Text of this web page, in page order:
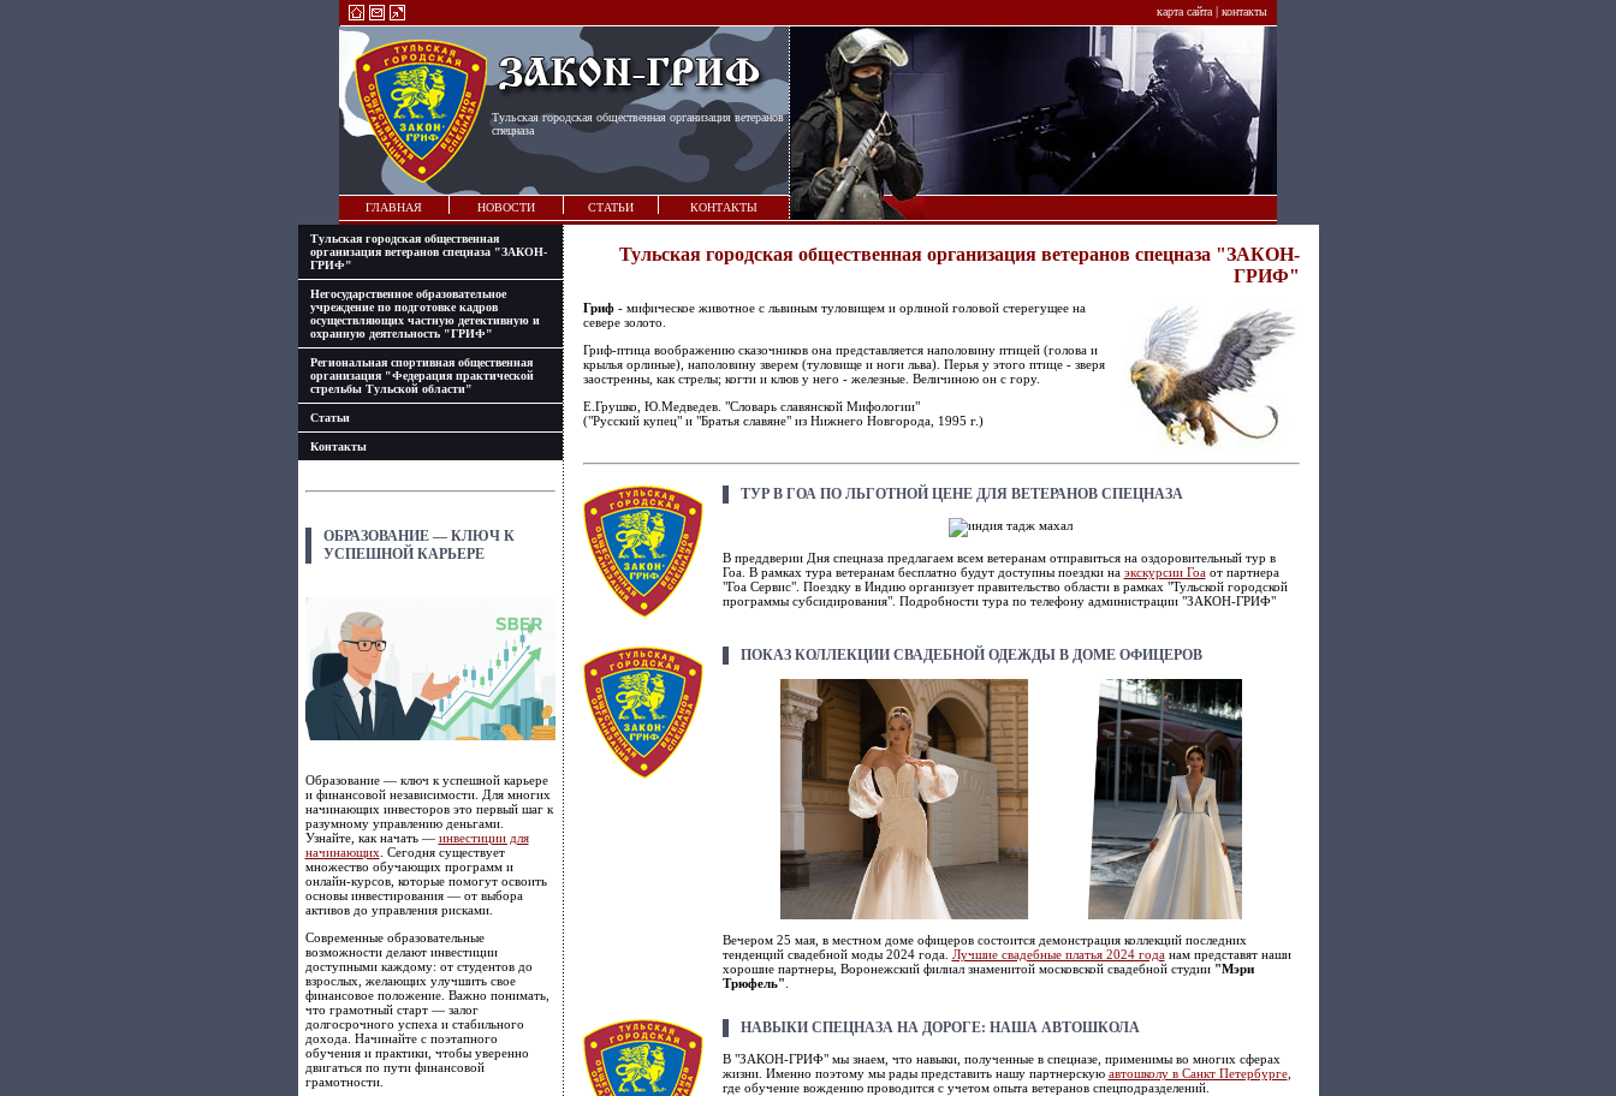
карта сайта | контакты
Тульская городская общественная организация ветеранов
спецназа
ГЛАВНАЯ НОВОСТИ СТАТЬИ КОНТАКТЫ
Тульская городская общественная
организация ветеранов спецназа "ЗАКОН-
ГРИФ"
Негосударственное образовательное
учреждение по подготовке кадров
осуществляющих частную детективную и
охранную деятельность "ГРИФ"
Региональная спортивная общественная
организация "Федерация практической
стрельбы Тульской области"
Статьи
Контакты
ОБРАЗОВАНИЕ — КЛЮЧ К
УСПЕШНОЙ КАРЬЕРЕ
Образование — ключ к успешной карьере
и финансовой независимости. Для многих
начинающих инвесторов это первый шаг к
разумному управлению деньгами.
Узнайте, как начать — инвестиции для
начинающих . Сегодня существует
множество обучающих программ и
онлайн-курсов, которые помогут освоить
основы инвестирования — от выбора
активов до управления рисками.
Современные образовательные
возможности делают инвестиции
доступными каждому: от студентов до
взрослых, желающих улучшить свое
финансовое положение. Важно понимать,
что грамотный старт — залог
долгосрочного успеха и стабильного
дохода. Начинайте с поэтапного
обучения и практики, чтобы уверенно
двигаться по пути финансовой
грамотности.
Тульская городская общественная организация ветеранов спецназа "ЗАКОН-
ГРИФ"
Гриф- мифическое животное с львиным туловищем и орлиной головой стерегущее на
севере золото.
Гриф-птица воображению сказочников она представляется наполовину птицей (голова и
крылья орлиные), наполовину зверем (туловище и ноги льва). Перья у этого птице - зверя
заостренны, как стрелы; когти и клюв у него - железные. Величиною он с гору.
Е.Грушко, Ю.Медведев. "Словарь славянской Мифологии"
("Русский купец" и "Братья славяне" из Нижнего Новгорода, 1995 г.)
ТУР В ГОА ПО ЛЬГОТНОЙ ЦЕНЕ ДЛЯ ВЕТЕРАНОВ СПЕЦНАЗА
В преддверии Дня спецназа предлагаем всем ветеранам отправиться на оздоровительный тур в
Гоа. В рамках тура ветеранам бесплатно будут доступны поездки на экскурсии Гоаот партнера
"Гоа Сервис". Поездку в Индию организует правительство области в рамках "Тульской городской
программы субсидирования". Подробности тура по телефону администрации "ЗАКОН-ГРИФ"
ПОКАЗ КОЛЛЕКЦИИ СВАДЕБНОЙ ОДЕЖДЫ В ДОМЕ ОФИЦЕРОВ
Вечером 25 мая, в местном доме офицеров состоится демонстрация коллекций последних
тенденций свадебной моды 2024 года. Лучшие свадебные платья 2024 годанам представят наши
хорошие партнеры, Воронежский филиал знаменитой московской свадебной студии "Мэри
Трюфель"
НАВЫКИ СПЕЦНАЗА НА ДОРОГЕ: НАША АВТОШКОЛА
В "ЗАКОН-ГРИФ" мы знаем, что навыки, полученные в спецназе, применимы во многих сферах
жизни. Именно поэтому мы рады представить нашу партнерскую автошколу в Санкт Петербурге,
где обучение вождению проводится с учетом опыта ветеранов спецподразделений.